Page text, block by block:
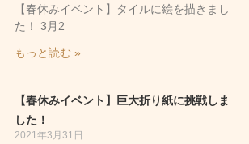
【春休みイベント】タイルに絵を描きまし
た！ 3月2
もっと読む »
【春休みイベント】巨大折り紙に挑戦しま
した！
2021年3月31日